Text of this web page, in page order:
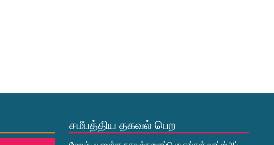
சமீபத்திய தகவல் பெற